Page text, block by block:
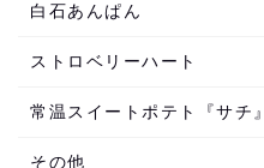
白石あんぱん
ストロベリーハート
常温スイートポテト『サチ』
その他